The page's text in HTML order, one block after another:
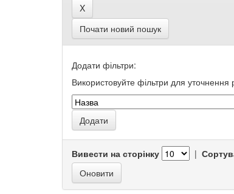
Почати новий пошук
Додати фільтри:
Використовуйте фільтри для уточнення
Вивести на сторінку |